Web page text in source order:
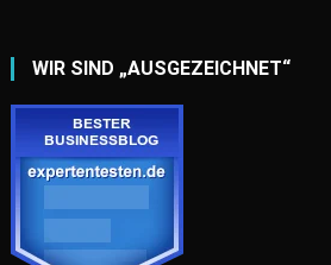
WIR SIND „AUSGEZEICHNET“